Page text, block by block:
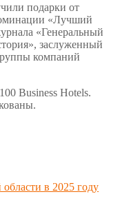
подарки от
«Лучший
«Генеральный
заслуженный
компаний
Business Hotels.